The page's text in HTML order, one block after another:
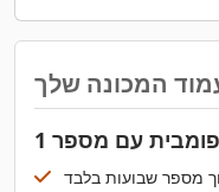
המכונה שלך
עם מספר 1